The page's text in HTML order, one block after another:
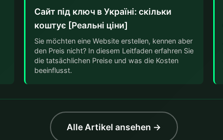
Сайт під ключ в Україні: скільки
коштує [Реальні ціни]
Sie möchten eine Website erstellen, kennen aber
den Preis nicht? In diesem Leitfaden erfahren Sie
die tatsächlichen Preise und was die Kosten
beeinflusst.
Alle Artikel ansehen →